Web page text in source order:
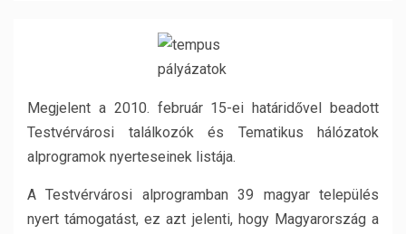
Megjelent a 2010. február 15-ei határidővel beadott
Testvérvárosi találkozók és Tematikus hálózatok
alprogramok nyerteseinek listája.
A Testvérvárosi alprogramban 39 magyar település
nyert támogatást, ez azt jelenti, hogy Magyarország a